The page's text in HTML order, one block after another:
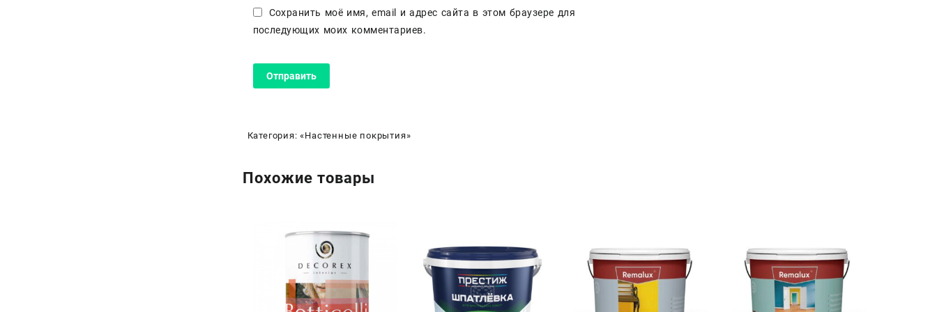
Сохранить моё имя, email и адрес сайта в этом браузере для
последующих моих комментариев.
Категория:«Настенные покрытия»
Похожие товары